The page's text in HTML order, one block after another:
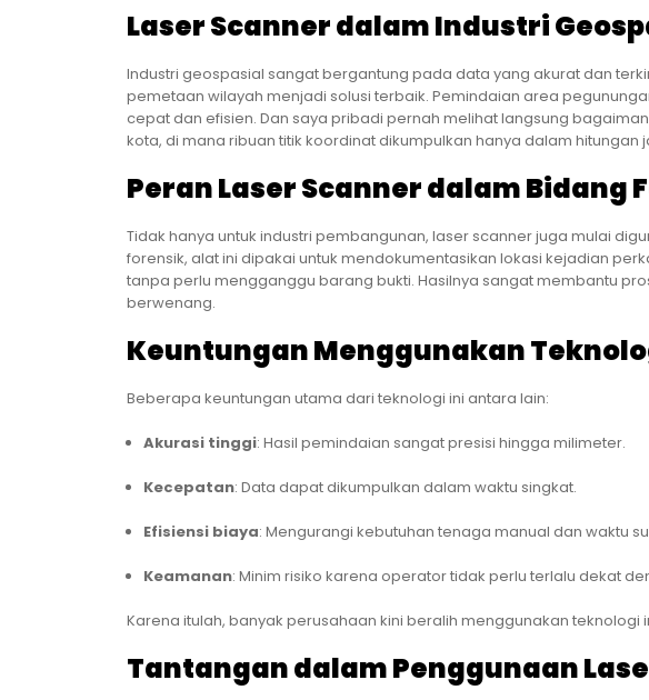
Laser Scanner dalam Industri
Industri geospasial sangat bergantung pada data yang akurat dan
pemetaan wilayah menjadi solusi terbaik. Pemindaian area
cepat dan efisien. Dan saya pribadi pernah melihat langsung
kota, di mana ribuan titik koordinat dikumpulkan hanya dalam hitungan
Peran Laser Scanner dalam Bidang
Tidak hanya untuk industri pembangunan, laser scanner juga mulai
forensik, alat ini dipakai untuk mendokumentasikan lokasi kejadian
tanpa perlu mengganggu barang bukti. Hasilnya sangat membantu
berwenang.
Keuntungan Menggunakan
Beberapa keuntungan utama dari teknologi ini antara lain:
Akurasi tinggi: Hasil pemindaian sangat presisi hingga milimeter.
Kecepatan: Data dapat dikumpulkan dalam waktu singkat.
Efisiensi biaya: Mengurangi kebutuhan tenaga manual dan waktu
Keamanan: Minim risiko karena operator tidak perlu terlalu dekat
Karena itulah, banyak perusahaan kini beralih menggunakan
Tantangan dalam Penggunaan